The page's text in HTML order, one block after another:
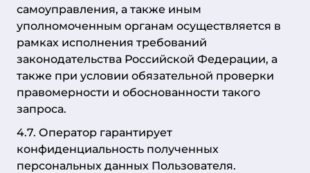
самоуправления, а также иным
уполномоченным органам осуществляется в
рамках исполнения требований
законодательства Российской Федерации, а
также при условии обязательной проверки
правомерности и обоснованности такого
запроса.
4.7. Оператор гарантирует
конфиденциальность полученных
персональных данных Пользователя.